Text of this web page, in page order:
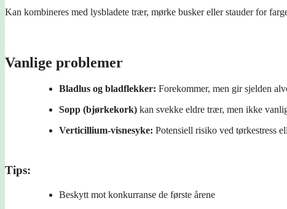
Kan kombineres med lysbladete trær, mørke busker eller stauder for
Vanlige problemer
Bladlus og bladflekker: Forekommer, men gir sjelden
Sopp (bjørkekork) kan svekke eldre trær, men ikke
Verticillium-visnesyke: Potensiell risiko ved tørkestress
Tips:
Beskytt mot konkurranse de første årene